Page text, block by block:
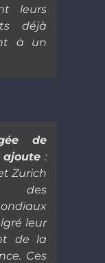
leurs
déjà
à un
de
ajoute:
Zurich
des
leur
de la
Ces